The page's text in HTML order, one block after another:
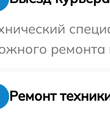
ремонта
Ремонт